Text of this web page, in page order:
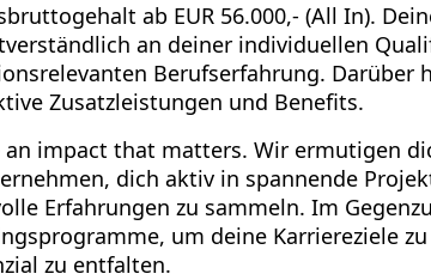
ab EUR 56.000,- (All In).
an deiner individuellen
Berufserfahrung. Darüber
Zusatzleistungen und Benefits.
an impact that matters. Wir ermutigen
dich aktiv in spannende
Erfahrungen zu sammeln. Im
um deine Karriereziele
zu entfalten.